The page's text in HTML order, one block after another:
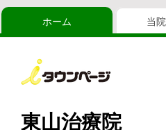
ホーム 当
東山治療院